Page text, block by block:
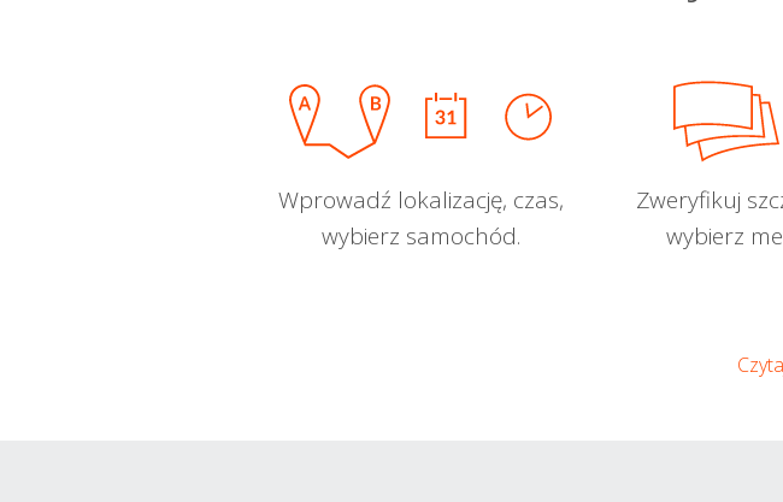
Wprowadź lokalizację, czas,
wybierz samochód.
Zweryfikuj
wybierz